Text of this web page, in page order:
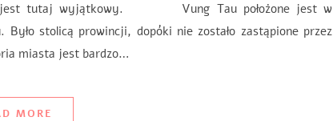
jest tutaj wyjątkowy. Vung Tau położone jest w
stolicą prowincji, dopóki nie zostało zastąpione przez
miasta jest bardzo…
MORE